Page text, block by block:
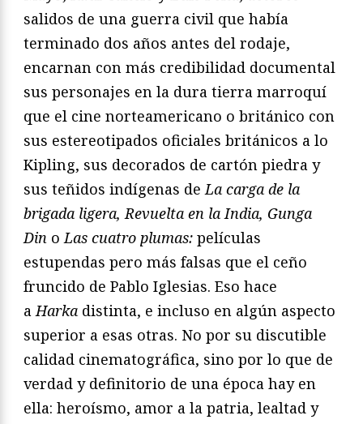
salidos de una guerra civil que había
terminado dos años antes del rodaje,
encarnan con más credibilidad documental
sus personajes en la dura tierra marroquí
que el cine norteamericano o británico con
sus estereotipados oficiales británicos a lo
Kipling, sus decorados de cartón piedra y
sus teñidos indígenas deLa carga de la
brigada ligera, Revuelta en la India, Gunga
Din o Las cuatro plumas: películas
estupendas pero más falsas que el ceño
fruncido de Pablo Iglesias. Eso hace
aHarka distinta, e incluso en algún aspecto
superior a esas otras. No por su discutible
calidad cinematográfica, sino por lo que de
verdad y definitorio de una época hay en
ella: heroísmo, amor a la patria, lealtad y